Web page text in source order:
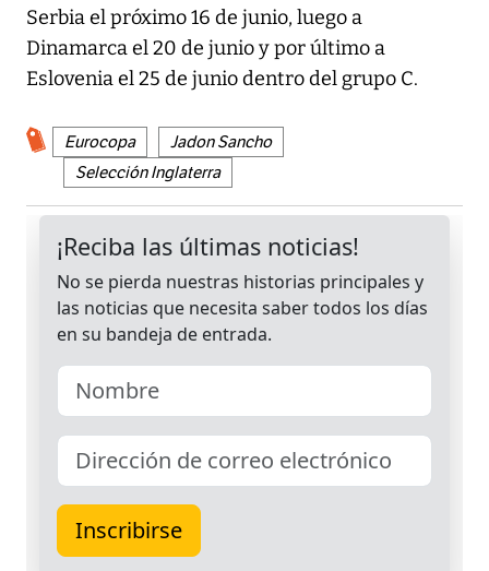
Serbia el próximo 16 de junio, luego a
Dinamarca el 20 de junio y por último a
Eslovenia el 25 de junio dentro del grupo C.
Eurocopa
Jadon Sancho
Selección Inglaterra